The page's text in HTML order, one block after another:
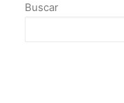
Buscar